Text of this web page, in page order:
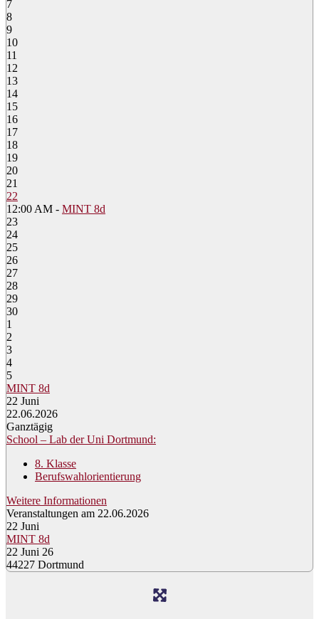
7
8
9
10
11
12
13
14
15
16
17
18
19
20
21
22
12:00 AM - MINT 8d
23
24
25
26
27
28
29
30
1
2
3
4
5
MINT 8d
22 Juni
22.06.2026
Ganztägig
School – Lab der Uni Dortmund:
8. Klasse
Berufswahlorientierung
Weitere Informationen
Veranstaltungen am 22.06.2026
22 Juni
MINT 8d
22 Juni 26
44227 Dortmund